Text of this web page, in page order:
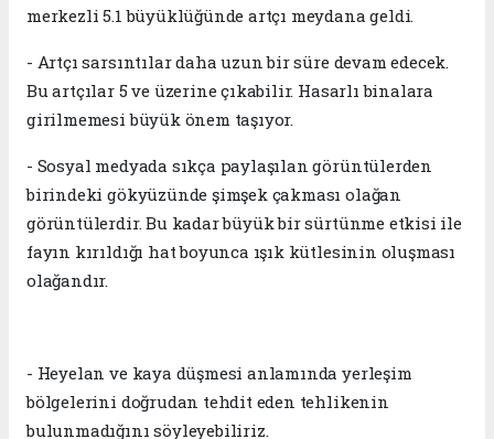
merkezli 5.1 büyüklüğünde artçı meydana geldi.
- Artçı sarsıntılar daha uzun bir süre devam edecek.
Bu artçılar 5 ve üzerine çıkabilir. Hasarlı binalara
girilmemesi büyük önem taşıyor.
- Sosyal medyada sıkça paylaşılan görüntülerden
birindeki gökyüzünde şimşek çakması olağan
görüntülerdir. Bu kadar büyük bir sürtünme etkisi ile
fayın kırıldığı hat boyunca ışık kütlesinin oluşması
olağandır.
- Heyelan ve kaya düşmesi anlamında yerleşim
bölgelerini doğrudan tehdit eden tehlikenin
bulunmadığını söyleyebiliriz.